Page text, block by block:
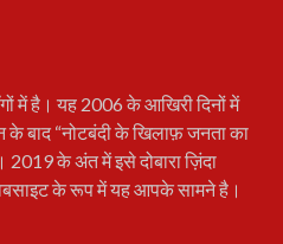
में है। यह 2006 के आखिरी दिनों में
बाद “नोटबंदी के खिलाफ़ जनता का
2019 के अंत में इसे दोबारा ज़िंदा
के रूप में यह आपके सामने है।